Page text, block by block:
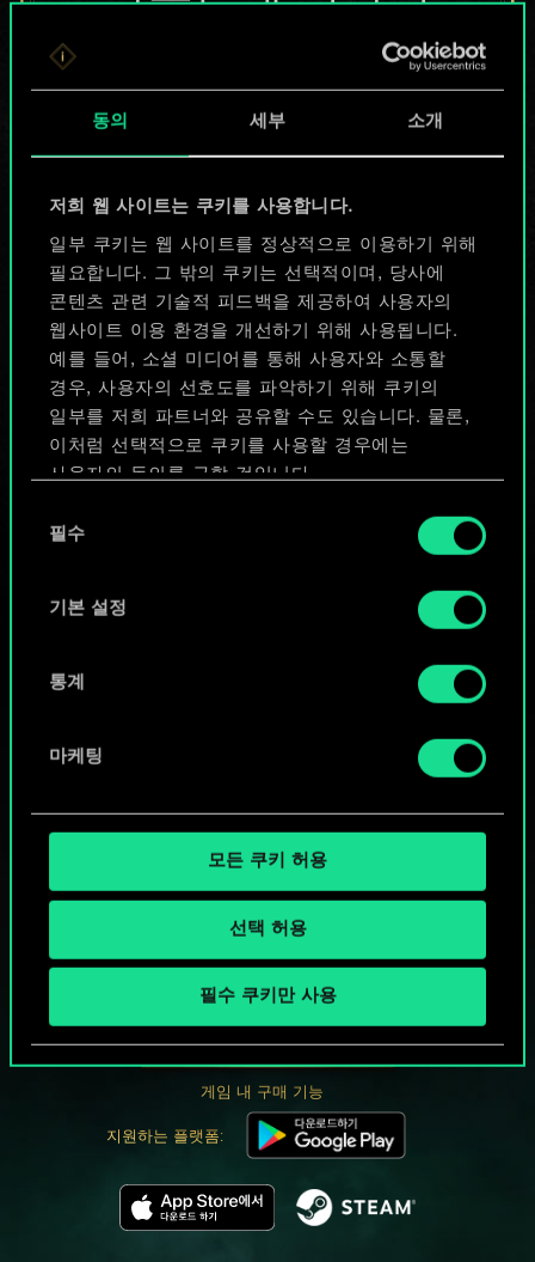
동의 세부 소개
저희 웹 사이트는 쿠키를 사용합니다.
일부 쿠키는 웹 사이트를 정상적으로 이용하기 위해
필요합니다. 그 밖의 쿠키는 선택적이며, 당사에
콘텐츠 관련 기술적 피드백을 제공하여 사용자의
웹사이트 이용 환경을 개선하기 위해 사용됩니다.
예를 들어, 소셜 미디어를 통해 사용자와 소통할
경우, 사용자의 선호도를 파악하기 위해 쿠키의
일부를 저희 파트너와 공유할 수도 있습니다. 물론,
이처럼 선택적으로 쿠키를 사용할 경우에는
사용자의 동의를 구할 것입니다.
쿠키 사용에 관한 세부 사항이나 관련 설정은 아래의
필수
기본 설정
통계
마케팅
모든 쿠키 허용
선택 허용
필수 쿠키만 사용
무궁무진한
가능성을 가지고
있습니다!
덱 이름 짓기 & 가이드 작성하기
덱 편집
또는
궨트 한 판 어떠신가요?
PC에서 무료 플레이
게임 내 구매 기능
지원하는 플랫폼: